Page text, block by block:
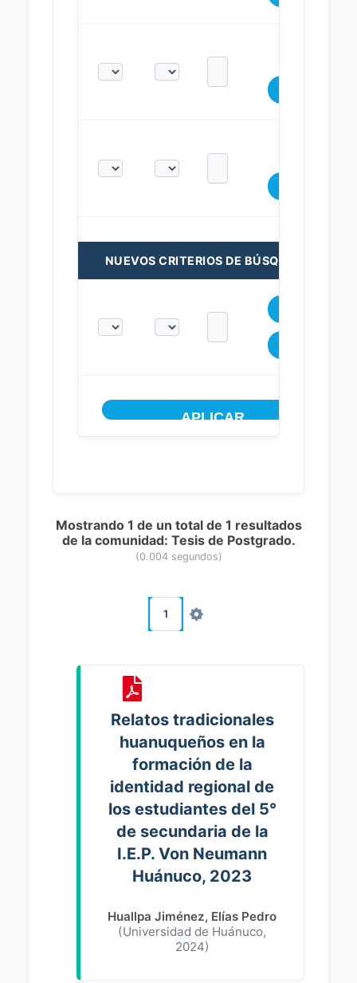
NUEVOS CRITERIOS DE BÚSQUEDA:
Mostrando 1 de un total de 1 resultados
de la comunidad: Tesis de Postgrado.
(0.004 segundos)
1
Relatos tradicionales
huanuqueños en la
formación de la
identidad regional de
los estudiantes del 5°
de secundaria de la
I.E.P. Von Neumann
Huánuco, 2023
Huallpa Jiménez, Elías Pedro
(Universidad de Huánuco,
2024)